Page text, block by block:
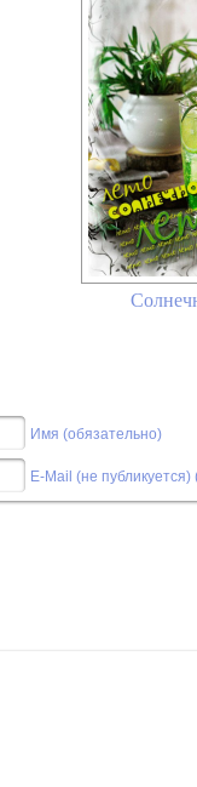
Имя (обязательно)
E-Mail (не